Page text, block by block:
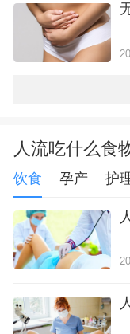
人流吃什么食
饮食 孕产 护